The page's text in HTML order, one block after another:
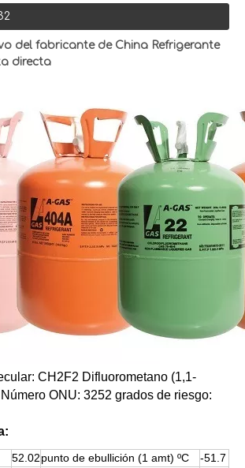
del fabricante de China Refrigerante
directa
CH2F2 Difluorometano (1,1-
ONU: 3252 grados de riesgo:
52.02punto de ebullición (1 amt) ºC
-51.7